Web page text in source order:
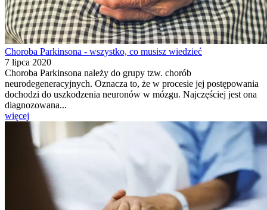
Choroba Parkinsona - wszystko, co musisz wiedzieć
7 lipca 2020
Choroba Parkinsona należy do grupy tzw. chorób
neurodegeneracyjnych. Oznacza to, że w procesie jej postępowania
dochodzi do uszkodzenia neuronów w mózgu. Najczęściej jest ona
diagnozowana...
więcej